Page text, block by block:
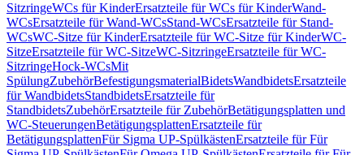
SitzringeWCs für KinderErsatzteile für WCs für KinderWand-
WCsErsatzteile für Wand-WCsStand-WCsErsatzteile für Stand-
WCsWC-Sitze für KinderErsatzteile für WC-Sitze für KinderWC-
SitzeErsatzteile für WC-SitzeWC-SitzringeErsatzteile für WC-
SitzringeHock-WCsMit
SpülungZubehörBefestigungsmaterialBidetsWandbidetsErsatzteile
für WandbidetsStandbidetsErsatzteile für
StandbidetsZubehörErsatzteile für ZubehörBetätigungsplatten und
WC-SteuerungenBetätigungsplattenErsatzteile für
BetätigungsplattenFür Sigma UP-SpülkästenErsatzteile für Für